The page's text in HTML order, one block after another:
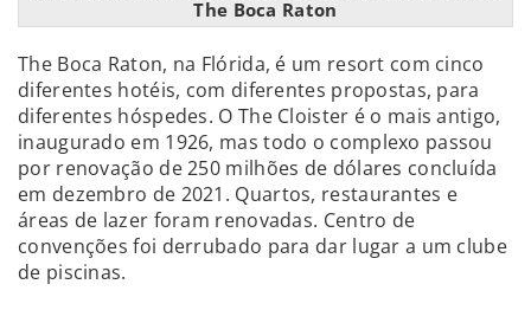
The Boca Raton
The Boca Raton, na Flórida, é um resort com cinco
diferentes hotéis, com diferentes propostas, para
diferentes hóspedes. O The Cloister é o mais antigo,
inaugurado em 1926, mas todo o complexo passou
por renovação de 250 milhões de dólares concluída
em dezembro de 2021. Quartos, restaurantes e
áreas de lazer foram renovadas. Centro de
convenções foi derrubado para dar lugar a um clube
de piscinas.